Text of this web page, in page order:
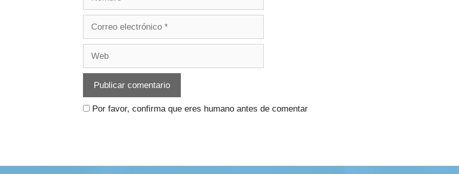
Por favor, confirma que eres humano antes de comentar